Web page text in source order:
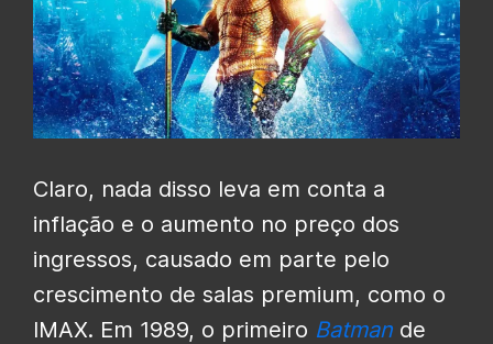
Claro, nada disso leva em conta a
inflação e o aumento no preço dos
ingressos, causado em parte pelo
crescimento de salas premium, como o
IMAX. Em 1989, o primeiro Batman de